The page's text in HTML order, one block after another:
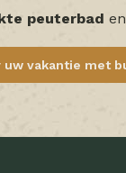
peuterbad
uw vakantie met